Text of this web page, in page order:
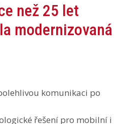
než 25 let
modernizovaná
komunikaci po
řešení pro mobilní i